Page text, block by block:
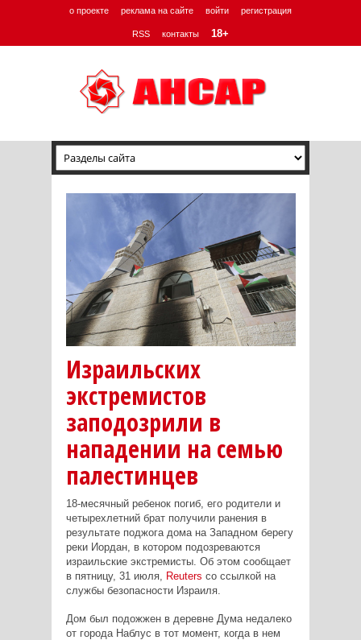
о проекте реклама на сайте войти регистрация
RSS контакты 18+
Израильских
экстремистов
заподозрили в
нападении на семью
палестинцев
18-месячный ребенок погиб, его родители и
четырехлетний брат получили ранения в
результате поджога дома на Западном берегу
реки Иордан, в котором подозреваются
израильские экстремисты. Об этом сообщает
в пятницу, 31 июля, Reuters со ссылкой на
службы безопасности Израиля.
Дом был подожжен в деревне Дума недалеко
от города Наблус в тот момент, когда в нем